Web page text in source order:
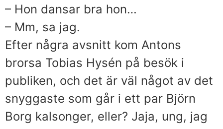
– Hon dansar bra hon…
– Mm, sa jag.
Efter några avsnitt kom Antons
brorsa Tobias Hysén på besök i
publiken, och det är väl något av det
snyggaste som går i ett par Björn
Borg kalsonger, eller? Jaja, ung, jag